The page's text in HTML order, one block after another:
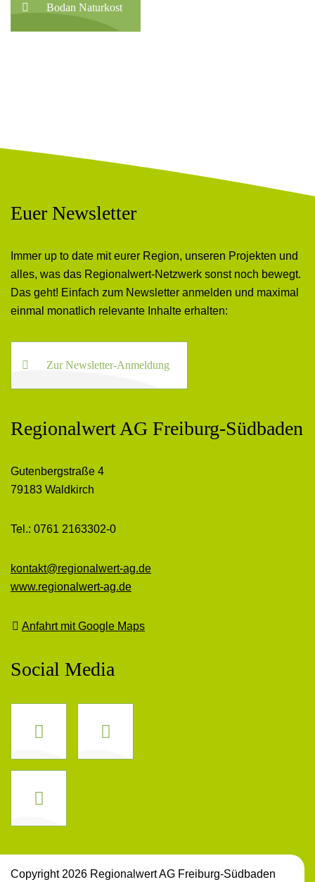
Bodan Naturkost
Euer Newsletter
Immer up to date mit eurer Region, unseren Projekten und
alles, was das Regionalwert-Netzwerk sonst noch bewegt.
Das geht! Einfach zum Newsletter anmelden und maximal
einmal monatlich relevante Inhalte erhalten:
Zur Newsletter-Anmeldung
Regionalwert AG Freiburg-Südbaden
Gutenbergstraße 4
79183 Waldkirch
Tel.: 0761 2163302-0
kontakt@regionalwert-ag.de
www.regionalwert-ag.de
Anfahrt mit Google Maps
Social Media
Copyright 2026 Regionalwert AG Freiburg-Südbaden